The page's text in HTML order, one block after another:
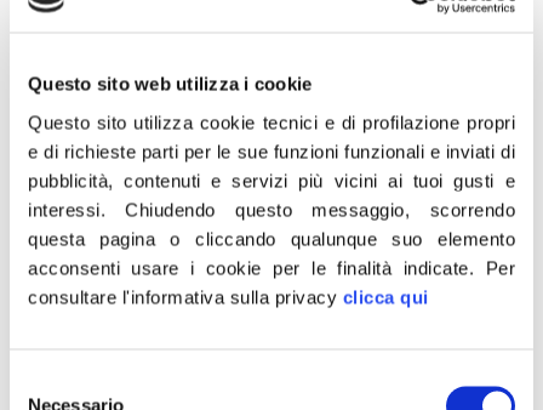
Questo sito web utilizza i cookie
Questo sito utilizza cookie tecnici e di profilazione propri
e di richieste parti per le sue funzioni funzionali e inviati di
pubblicità, contenuti e servizi più vicini ai tuoi gusti e
interessi.Chiudendo questo messaggio, scorrendo
questa pagina o cliccando qualunque suo elemento
acconsenti usare i cookie per le finalità indicate. Per
consultare l'informativa sulla privacy clicca qui
Necessario
a battersi per i diritti dei
balneari